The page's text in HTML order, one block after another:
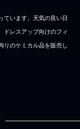
ています。天気の良い日
ドレスアップ向けのフィ
りのケミカル品を販売し